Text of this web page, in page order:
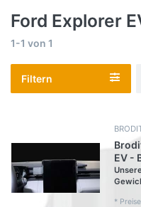
Ford Explorer
1-1 von 1
Filtern
EV -
*